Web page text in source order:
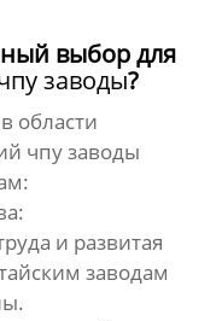
выбор для
заводы?
области
чпу заводы
и развитая
заводам